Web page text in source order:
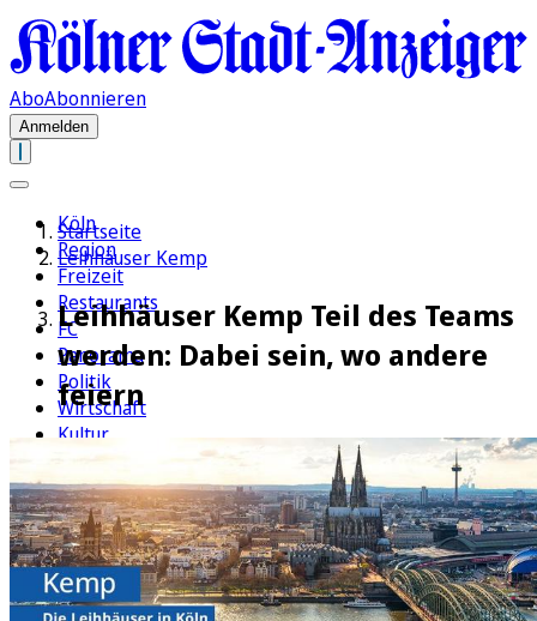
AboAbonnieren
Anmelden
Köln
Region
Freizeit
Restaurants
FC
Panorama
Politik
Wirtschaft
Kultur
Rätsel
Newsletter
E-Paper
Startseite
Leihhäuser Kemp
Leihhäuser Kemp Teil des Teams
werden: Dabei sein, wo andere
feiern